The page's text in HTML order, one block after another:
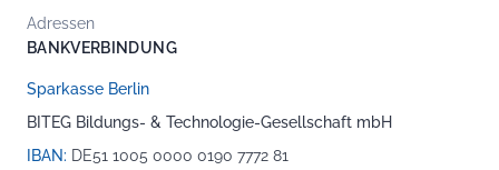
Adressen
BANKVERBINDUNG
Sparkasse Berlin
BITEG Bildungs- & Technologie-Gesellschaft mbH
IBAN: DE51 1005 0000 0190 7772 81